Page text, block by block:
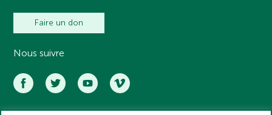
Faire un don
Nous suivre